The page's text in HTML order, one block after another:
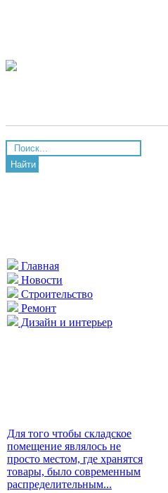
Найти
Главная
Новости
Строительство
Ремонт
Дизайн и интерьер
Для того чтобы складское
помещение являлось не
просто местом, где хранятся
товары, было современным
распределительным...